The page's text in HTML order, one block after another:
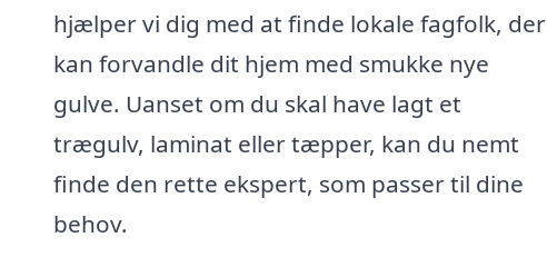
hjælper vi dig med at finde lokale fagfolk, der
kan forvandle dit hjem med smukke nye
gulve. Uanset om du skal have lagt et
trægulv, laminat eller tæpper, kan du nemt
finde den rette ekspert, som passer til dine
behov.